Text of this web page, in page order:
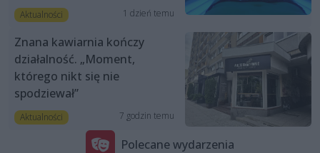
Aktualności 1 dzień temu
Znana kawiarnia kończy
działalność. „Moment,
którego nikt się nie
spodziewał”
Aktualności 7 godzin temu
Polecane wydarzenia